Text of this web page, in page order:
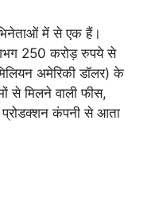
में से एक हैं।
250 करोड़ रुपये से
अमेरिकी डॉलर) के
से मिलने वाली फीस,
प्रोडक्शन कंपनी से आता